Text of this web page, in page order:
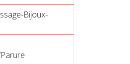
Bijoux-